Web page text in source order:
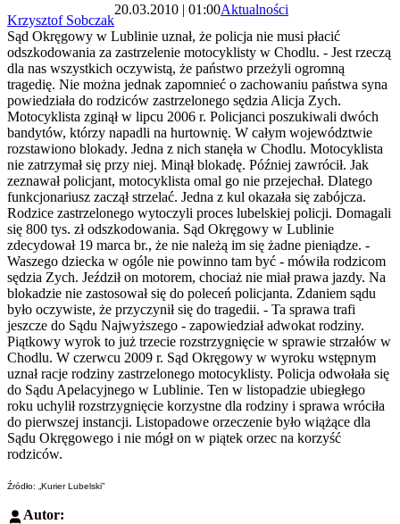
Krzysztof Sobczak
20.03.2010 | 01:00Aktualności
Sąd Okręgowy w Lublinie uznał, że policja nie musi płacić
odszkodowania za zastrzelenie motocyklisty w Chodlu. - Jest rzeczą
dla nas wszystkich oczywistą, że państwo przeżyli ogromną
tragedię. Nie można jednak zapomnieć o zachowaniu państwa syna
powiedziała do rodziców zastrzelonego sędzia Alicja Zych.
Motocyklista zginął w lipcu 2006 r. Policjanci poszukiwali dwóch
bandytów, którzy napadli na hurtownię. W całym województwie
rozstawiono blokady. Jedna z nich stanęła w Chodlu. Motocyklista
nie zatrzymał się przy niej. Minął blokadę. Później zawrócił. Jak
zeznawał policjant, motocyklista omal go nie przejechał. Dlatego
funkcjonariusz zaczął strzelać. Jedna z kul okazała się zabójcza.
Rodzice zastrzelonego wytoczyli proces lubelskiej policji. Domagali
się 800 tys. zł odszkodowania. Sąd Okręgowy w Lublinie
zdecydował 19 marca br., że nie należą im się żadne pieniądze. -
Waszego dziecka w ogóle nie powinno tam być - mówiła rodzicom
sędzia Zych. Jeździł on motorem, chociaż nie miał prawa jazdy. Na
blokadzie nie zastosował się do poleceń policjanta. Zdaniem sądu
było oczywiste, że przyczynił się do tragedii. - Ta sprawa trafi
jeszcze do Sądu Najwyższego - zapowiedział adwokat rodziny.
Piątkowy wyrok to już trzecie rozstrzygnięcie w sprawie strzałów w
Chodlu. W czerwcu 2009 r. Sąd Okręgowy w wyroku wstępnym
uznał racje rodziny zastrzelonego motocyklisty. Policja odwołała się
do Sądu Apelacyjnego w Lublinie. Ten w listopadzie ubiegłego
roku uchylił rozstrzygnięcie korzystne dla rodziny i sprawa wróciła
do pierwszej instancji. Listopadowe orzeczenie było wiążące dla
Sądu Okręgowego i nie mógł on w piątek orzec na korzyść
rodziców.
Źródło: „Kurier Lubelski”
Autor: